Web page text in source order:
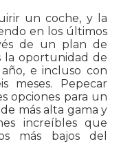
un coche, y la
en los últimos
de un plan de
la oportunidad de
e incluso con
meses. Pepecar
opciones para un
más alta gama y
increíbles que
más bajos del